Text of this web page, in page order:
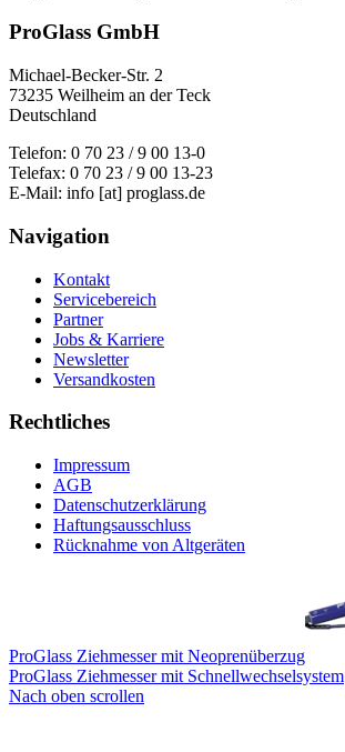
ProGlass GmbH
Michael-Becker-Str. 2
73235 Weilheim an der Teck
Deutschland
Telefon: 0 70 23 / 9 00 13-0
Telefax: 0 70 23 / 9 00 13-23
E-Mail: info [at] proglass.de
Navigation
Kontakt
Servicebereich
Partner
Jobs & Karriere
Newsletter
Versandkosten
Rechtliches
Impressum
AGB
Datenschutzerklärung
Haftungsausschluss
Rücknahme von Altgeräten
ProGlass Ziehmesser mit Neoprenüberzug
ProGlass Ziehmesser mit Schnellwechselsystem
Nach oben scrollen